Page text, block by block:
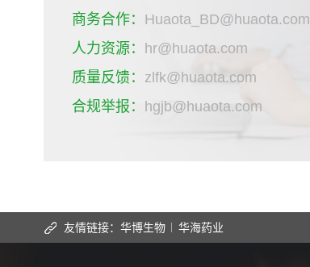
商务合作： Huaota_BD@huaota.com
人力资源：
hr@huaota.com
质量反馈： zlfk@huaota.com
合规举报：
hgjb@huaota.com
友情链接： 华博生物 华海药业